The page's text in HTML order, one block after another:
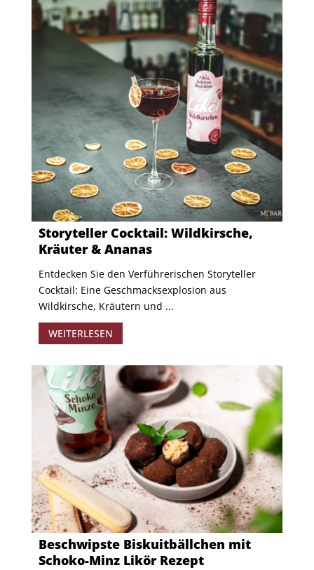
Storyteller Cocktail: Wildkirsche,
Kräuter & Ananas
Entdecken Sie den Verführerischen Storyteller
Cocktail: Eine Geschmacksexplosion aus
Wildkirsche, Kräutern und ...
WEITERLESEN
Beschwipste Biskuitbällchen mit
Schoko-Minz Likör Rezept